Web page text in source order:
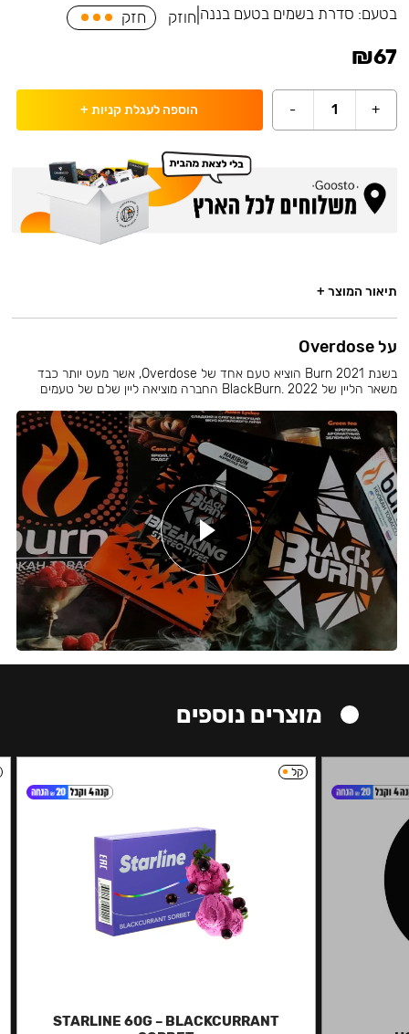
בטעם: סדרת בשמים בטעם בננה חוזק חזק
₪67
+
1
- הוספה לעגלת קניות +
תיאור המוצר +
על Overdose
בשנת 2021 Burn הוציא טעם אחד של Overdose, אשר מעט יותר כבד
משאר הליין של BlackBurn. 2022 החברה מוציאה ליין שלם של טעמים
מוצרים נוספים
קל
STARLINE 60G – BLACKCURRANT